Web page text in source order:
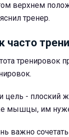
верхнем
тренер.
часто
тренировок
цель - плоский
мышцы, им
важно